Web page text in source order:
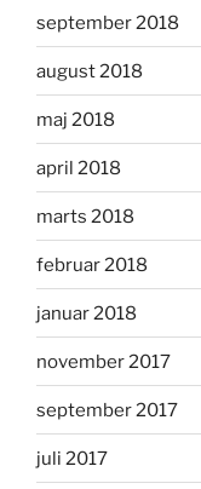
september 2018
august 2018
maj 2018
april 2018
marts 2018
februar 2018
januar 2018
november 2017
september 2017
juli 2017